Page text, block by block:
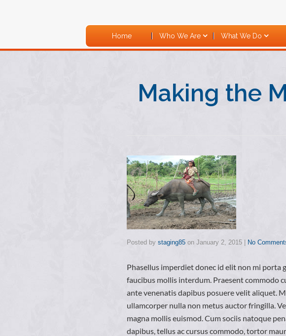
Home Who We Are What We Do
Making the
Posted by staging85 on January 2, 2015 No
Phasellus imperdiet donec id elit non mi porta
faucibus mollis interdum. Praesent commodo
ante venenatis dapibus posuere velit aliquet.
ullamcorper nulla non metus auctor fringilla.
magna mollis euismod. Cum sociis natoque
dapibus, tellus ac cursus commodo, tortor